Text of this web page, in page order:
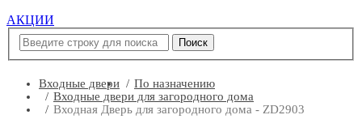
АКЦИИ
Входные двери
По назначению
Входные двери для загородного дома
Входная Дверь для загородного дома - ZD2903